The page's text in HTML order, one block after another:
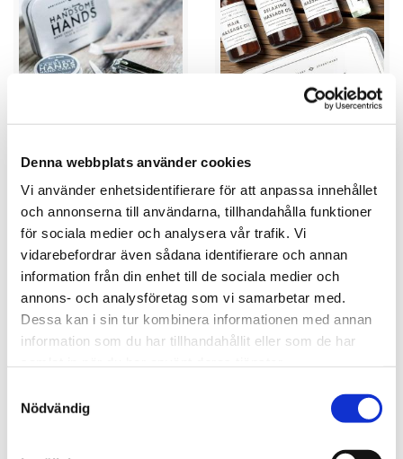
Denna webbplats använder cookies
Vi använder enhetsidentifierare för att anpassa innehållet
och annonserna till användarna, tillhandahålla funktioner
för sociala medier och analysera vår trafik. Vi
vidarebefordrar även sådana identifierare och annan
information från din enhet till de sociala medier och
annons- och analysföretag som vi samarbetar med.
Dessa kan i sin tur kombinera informationen med annan
information som du har tillhandahållit eller som de har
Nödvändig
Handsome Hands Manicure
Kit - Nagelkit för honom
299.00 kr
KÖP
Full Body Massagekit
359.00 kr
KÖP